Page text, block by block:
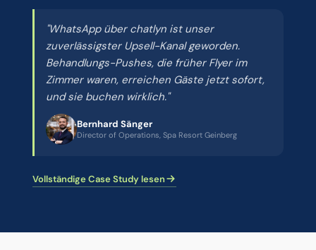
"WhatsApp über chatlyn ist unser
zuverlässigster Upsell-Kanal geworden.
Behandlungs-Pushes, die früher Flyer im
Zimmer waren, erreichen Gäste jetzt sofort,
und sie buchen wirklich."
Bernhard Sänger
Director of Operations, Spa Resort Geinberg
Vollständige Case Study lesen